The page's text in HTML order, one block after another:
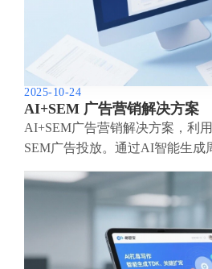
2025-10-24
AI+SEM 广告营销解决方案
AI+SEM广告营销解决方案，利
SEM广告投放。通过AI智能生成
现账户数据，全面掌握广告投放
荐关键词与投放国家，智能生
动高效投放方案，助力企业快速
监测核心指标，智能识别波动异
告效果稳定高回报。